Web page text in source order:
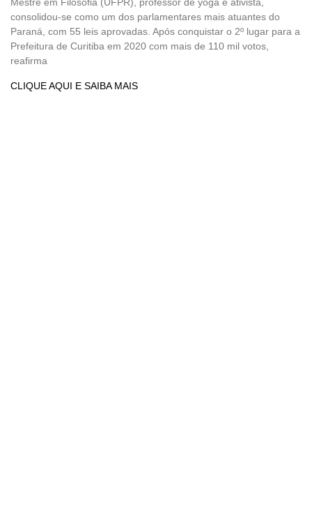
consolidou-se como um dos parlamentares mais atuantes do
Paraná, com 55 leis aprovadas. Após conquistar o 2º lugar para a
Prefeitura de Curitiba em 2020 com mais de 110 mil votos,
reafirma
CLIQUE AQUI E SAIBA MAIS